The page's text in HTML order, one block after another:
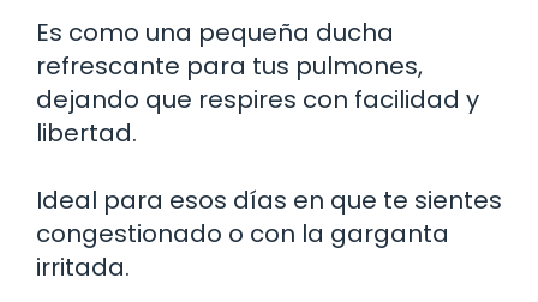
Es como una pequeña ducha
refrescante para tus pulmones,
dejando que respires con facilidad y
libertad.
Ideal para esos días en que te sientes
congestionado o con la garganta
irritada.